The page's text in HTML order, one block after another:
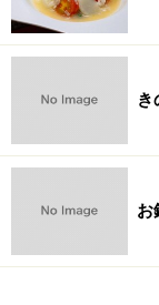
き
お